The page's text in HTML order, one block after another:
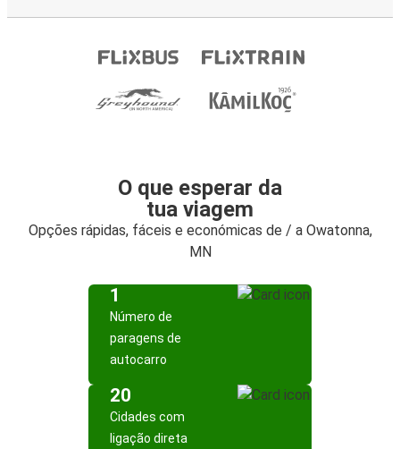
O que esperar da
tua viagem
Opções rápidas, fáceis e económicas de / a Owatonna,
MN
1
Número de
paragens de
autocarro
20
Cidades com
ligação direta